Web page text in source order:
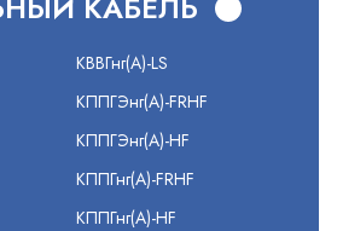
КВВГнг(А)-LS
КППГЭнг(А)-FRHF
КППГЭнг(А)-HF
КППГнг(А)-FRHF
КППГнг(А)-HF